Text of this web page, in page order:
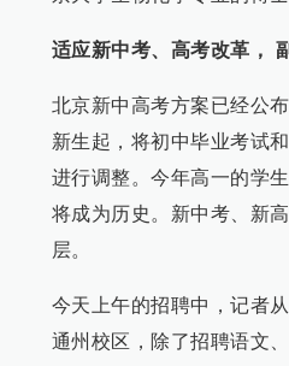
适应新中考、高考改革，
北京新中高考方案已经公
新生起，将初中毕业考试
进行调整。今年高一的学
将成为历史。新中考、新
层。
今天上午的招聘中，记者
通州校区，除了招聘语文